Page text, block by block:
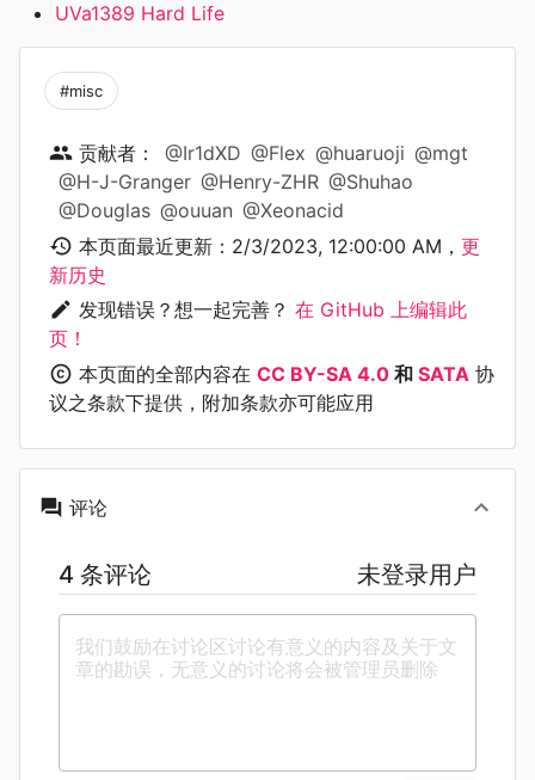
UVa1389 Hard Life
#misc
贡献者： @Ir1dXD @Flex @huaruoji @mgt
@H-J-Granger @Henry-ZHR @Shuhao
@Douglas @ouuan @Xeonacid
本页面最近更新： 2/3/2023, 12:00:00 AM ， 更
新历史
发现错误？想一起完善？ 在 GitHub 上编辑此
页！
本页面的全部内容在 CC BY-SA 4.0 和 SATA 协
议之条款下提供，附加条款亦可能应用
评论
4 条评论 未登录用户